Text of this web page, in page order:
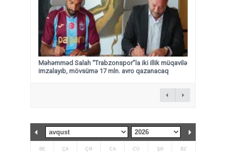
Məhəmməd Salah “Trabzonspor”la iki illik müqavilə
imzalayıb, mövsümə 17 mln. avro qazanacaq
BE ÇA ÇƏ CA CÜ ŞƏ BZ